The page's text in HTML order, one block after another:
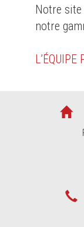
Notre site
notre
L’ÉQUIPE